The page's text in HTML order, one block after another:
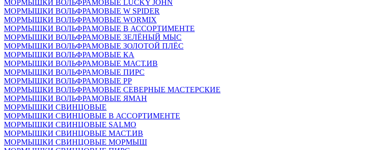
МОРМЫШКИ ВОЛЬФРАМОВЫЕ LUCKY JOHN
МОРМЫШКИ ВОЛЬФРАМОВЫЕ W SPIDER
МОРМЫШКИ ВОЛЬФРАМОВЫЕ WORMIX
МОРМЫШКИ ВОЛЬФРАМОВЫЕ В АССОРТИМЕНТЕ
МОРМЫШКИ ВОЛЬФРАМОВЫЕ ЗЕЛЁНЫЙ МЫС
МОРМЫШКИ ВОЛЬФРАМОВЫЕ ЗОЛОТОЙ ПЛЁС
МОРМЫШКИ ВОЛЬФРАМОВЫЕ КА
МОРМЫШКИ ВОЛЬФРАМОВЫЕ МАСТ.ИВ
МОРМЫШКИ ВОЛЬФРАМОВЫЕ ПИРС
МОРМЫШКИ ВОЛЬФРАМОВЫЕ РР
МОРМЫШКИ ВОЛЬФРАМОВЫЕ СЕВЕРНЫЕ МАСТЕРСКИЕ
МОРМЫШКИ ВОЛЬФРАМОВЫЕ ЯМАН
МОРМЫШКИ СВИНЦОВЫЕ
МОРМЫШКИ СВИНЦОВЫЕ В АССОРТИМЕНТЕ
МОРМЫШКИ СВИНЦОВЫЕ SALMO
МОРМЫШКИ СВИНЦОВЫЕ МАСТ.ИВ
МОРМЫШКИ СВИНЦОВЫЕ МОРМЫШ